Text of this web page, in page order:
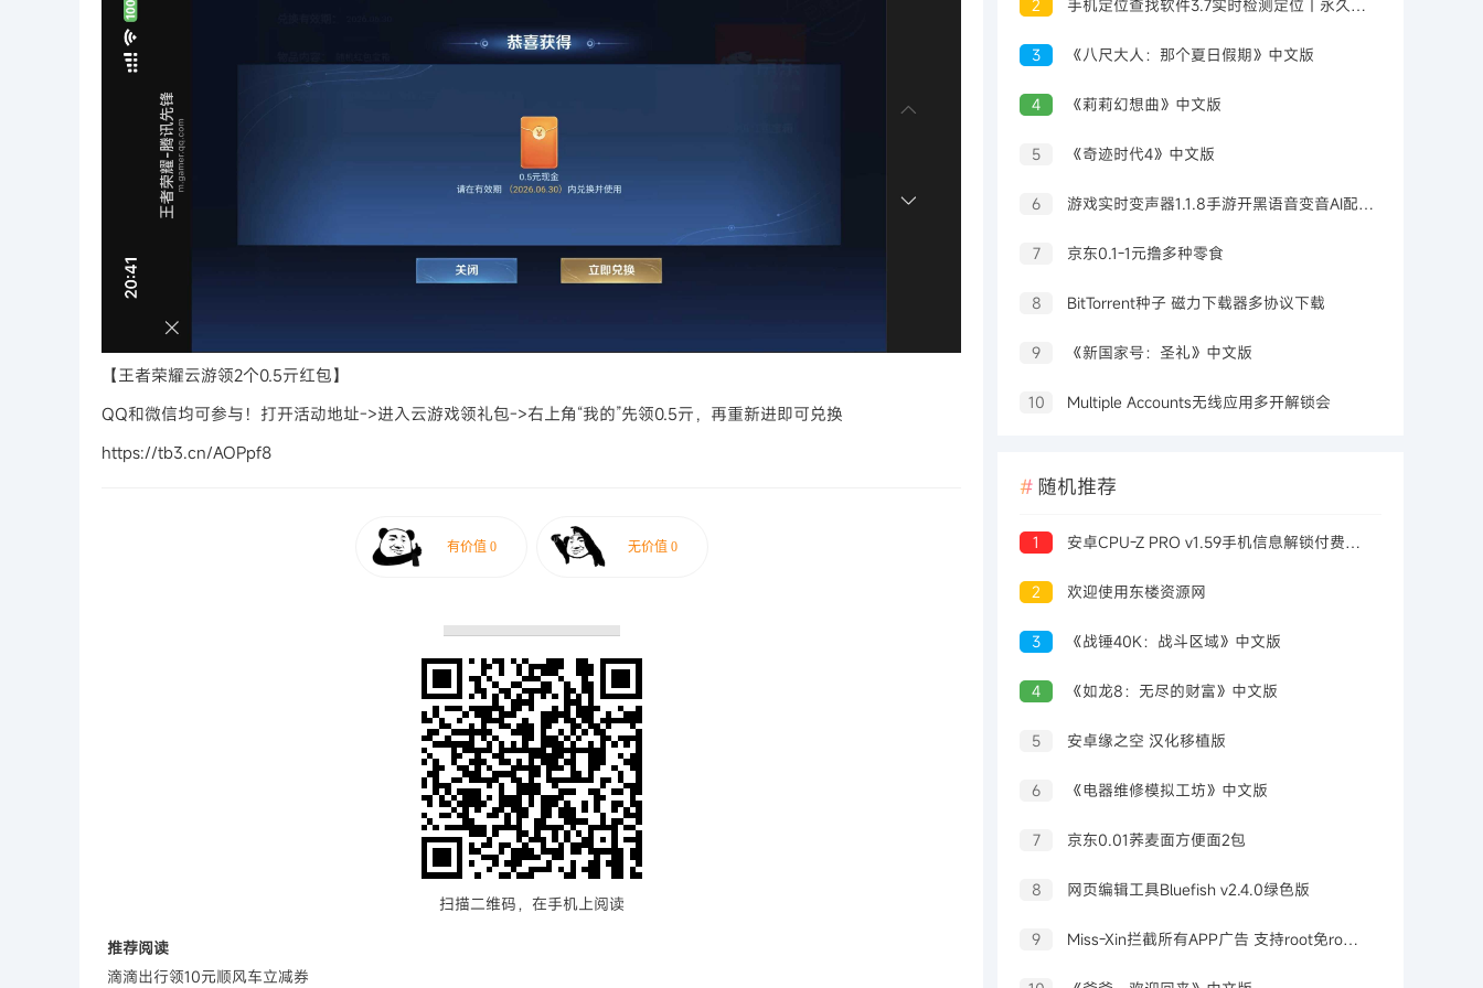
【王者荣耀云游领2个0.5亓红包】
QQ和微信均可参与！打开活动地址->进入云游戏领礼包->右上角“我的”先领0.5亓，再重新进即可兑换
https://tb3.cn/AOPpf8
扫描二维码，在手机上阅读
推荐阅读
滴滴出行领10元顺风车立减券
2 手机定位查找软件3.7实时检测定位｜永久可用
3 《八尺大人：那个夏日假期》中文版
4 《莉莉幻想曲》中文版
5 《奇迹时代4》中文版
6 游戏实时变声器1.1.8手游开黑语音变音AI配高级版
7 京东0.1-1元撸多种零食
8 BitTorrent种子 磁力下载器多协议下载
9 《新国家号：圣礼》中文版
10 Multiple Accounts无线应用多开解锁会
随机推荐
1 安卓CPU-Z PRO v1.59手机信息解锁付费高级版
2 欢迎使用东楼资源网
3 《战锤40K：战斗区域》中文版
4 《如龙8：无尽的财富》中文版
5 安卓缘之空 汉化移植版
6 《电器维修模拟工坊》中文版
7 京东0.01荞麦面方便面2包
8 网页编辑工具Bluefish v2.4.0绿色版
9 Miss-Xin拦截所有APP广告 支持root免root双模式